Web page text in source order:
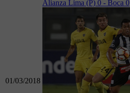
01/03/2018
Alianza Lima (P) 0 - Boca 0